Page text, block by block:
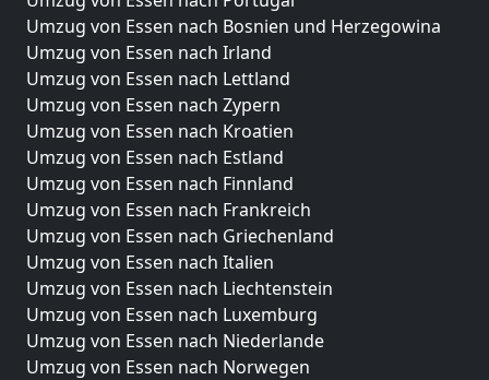
Umzug von Essen nach Bosnien und Herzegowina
Umzug von Essen nach Irland
Umzug von Essen nach Lettland
Umzug von Essen nach Zypern
Umzug von Essen nach Kroatien
Umzug von Essen nach Estland
Umzug von Essen nach Finnland
Umzug von Essen nach Frankreich
Umzug von Essen nach Griechenland
Umzug von Essen nach Italien
Umzug von Essen nach Liechtenstein
Umzug von Essen nach Luxemburg
Umzug von Essen nach Niederlande
Umzug von Essen nach Norwegen